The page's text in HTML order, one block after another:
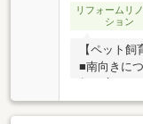
リフォームリ
ション
【ペット
■南向きに
るリフォー